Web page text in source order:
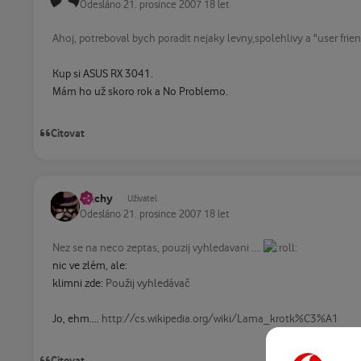
Odesláno 21. prosince 2007 18 let
Ahoj, potreboval bych poradit nejaky levny,spolehlivy a "user
Kup si ASUS RX 3041.
Mám ho už skoro rok a No Problemo.
Citovat
Ritchy Uživatel
Odesláno 21. prosince 2007 18 let
Nez se na neco zeptas, pouzij vyhledavani ....
nic ve zlém, ale:
klimni zde: Použij vyhledávač
Jo, ehm.... http://cs.wikipedia.org/wiki/Lama_krotk%C3%A1